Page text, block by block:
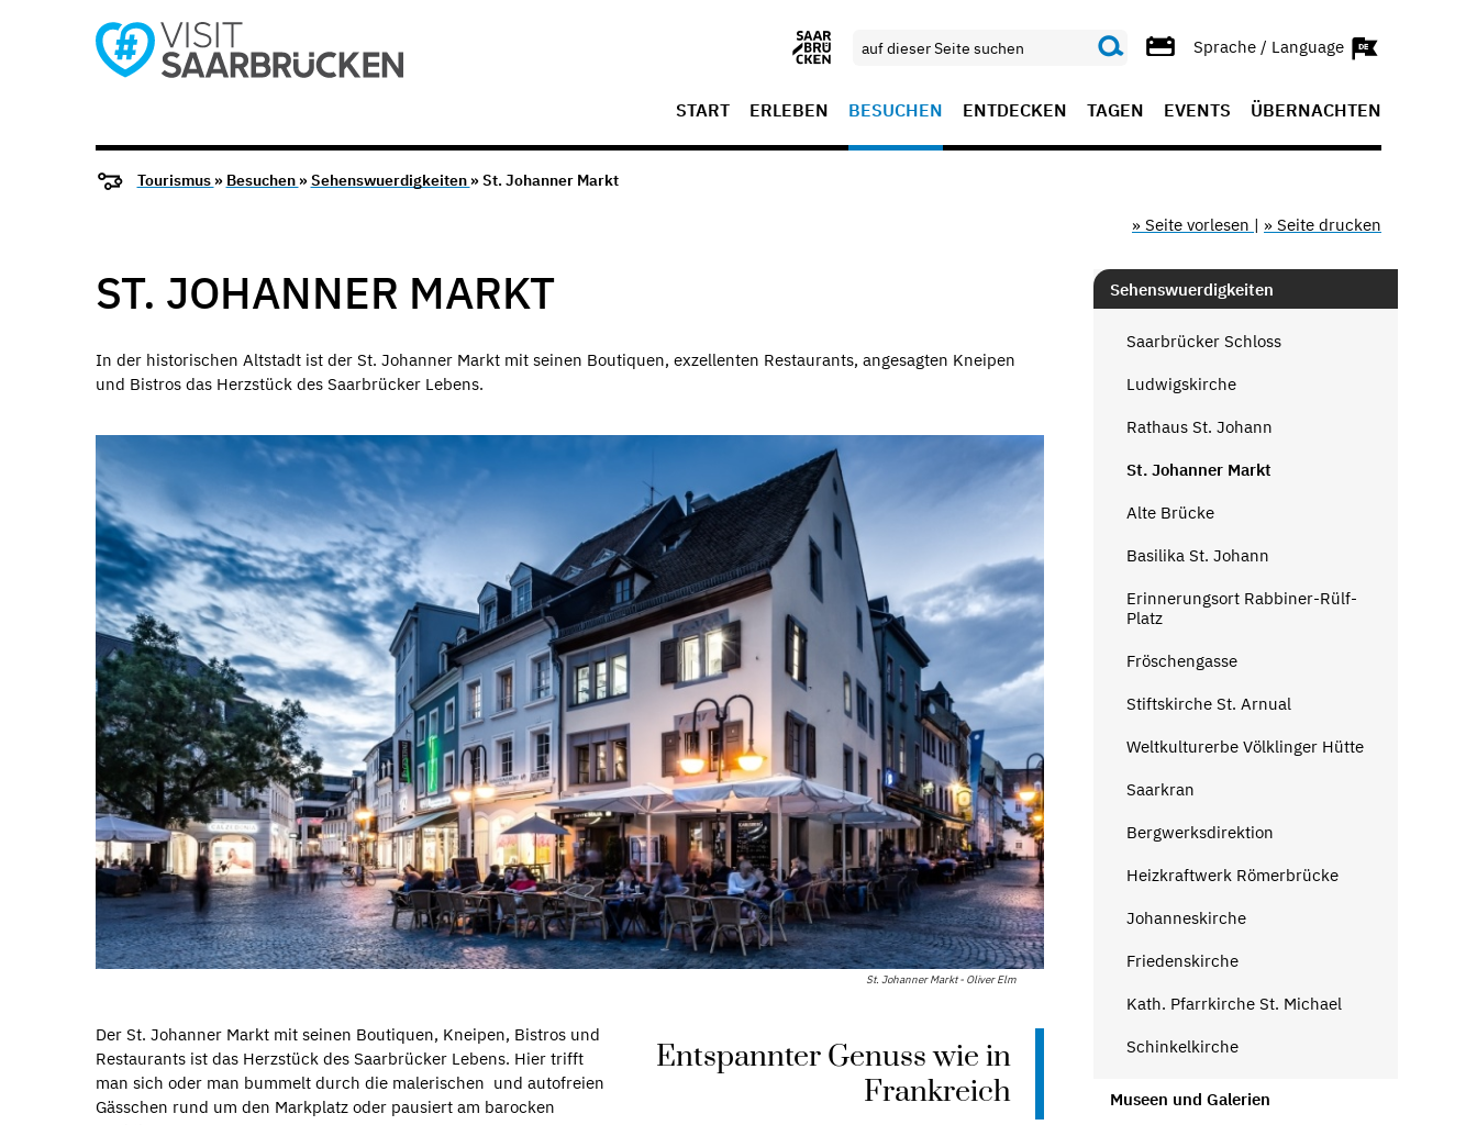
Sprache / Language
START ERLEBEN BESUCHEN ENTDECKEN TAGEN EVENTS ÜBERNACHTEN
Tourismus » Besuchen »Sehenswuerdigkeiten » St. Johanner Markt
» Seite vorlesen | » Seite drucken
ST. JOHANNER MARKT
In der historischen Altstadt ist der St. Johanner Markt mit seinen Boutiquen, exzellenten Restaurants, angesagten Kneipen
und Bistros das Herzstück des Saarbrücker Lebens.
St. Johanner Markt - Oliver Elm
Entspannter Genuss wie in
Frankreich
Der St. Johanner Markt mit seinen Boutiquen, Kneipen, Bistros und
Restaurants ist das Herzstück des Saarbrücker Lebens. Hier trifft
man sich oder man bummelt durch die malerischen und autofreien
Gässchen rund um den Markplatz oder pausiert am barocken
Sehenswuerdigkeiten
Saarbrücker Schloss
Ludwigskirche
Rathaus St. Johann
St. Johanner Markt
Alte Brücke
Basilika St. Johann
Erinnerungsort Rabbiner-Rülf-
Platz
Fröschengasse
Stiftskirche St. Arnual
Weltkulturerbe Völklinger Hütte
Saarkran
Bergwerksdirektion
Heizkraftwerk Römerbrücke
Johanneskirche
Friedenskirche
Kath. Pfarrkirche St. Michael
Schinkelkirche
Museen und Galerien